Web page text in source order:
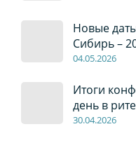
Новые
Сибирь –
04.05.2026
Итоги
день в
30.04.2026